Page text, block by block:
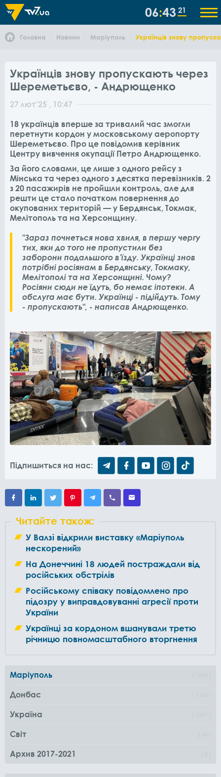
06 43 21
Головна Новини Маріуполь Українців знову
Українців знову пропускають через
Шереметьєво, - Андрющенко
27 лют'25 , 10:47
18 українців вперше за тривалий час змогли
перетнути кордон у московському аеропорту
Шереметьєво. Про це повідомив керівник
Центру вивчення окупації Петро Андрющенко.
За його словами, це лише з одного рейсу з
Мінська та через одного з десятка перевізників. 2
з 20 пасажирів не пройшли контроль, але для
решти це стало початком повернення до
окупованих територій — у Бердянськ, Токмак,
Мелітополь та на Херсонщину.
"Зараз почнеться нова хвиля, в першу чергу
тих, яки до того не пропустили без
заборони подальшого в’їзду. Українці знов
потрібні росіянам в Бердянську, Токмаку,
Мелітополі та на Херсонщині. Чому?
Росіяни сюди не їдуть, бо немає іпотеки. А
обслуга має бути. Українці - підійдуть. Тому
- пропускають", - написав Андрющенко.
Підпишиться на нас:
Читайте також:
У Валзі відкрили виставку «Маріуполь
нескорений»
На Донеччині 18 людей постраждали від
російських обстрілів
Російському співаку повідомлено про
підозру у виправдовуванні агресії проти
України
Українці за кордоном вшанували третю
річницю повномасштабного вторгнення
Маріуполь
Донбас
Україна
Світ
Архив 2017-2021